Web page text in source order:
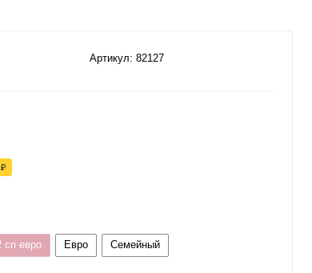
Артикул: 82127
₽
сп евро Евро Семейный